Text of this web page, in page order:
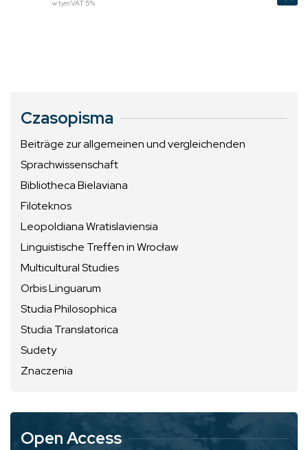
w tym VAT 5%
Czasopisma
Beiträge zur allgemeinen und vergleichenden
Sprachwissenschaft
Bibliotheca Bielaviana
Filoteknos
Leopoldiana Wratislaviensia
Linguistische Treffen in Wrocław
Multicultural Studies
Orbis Linguarum
Studia Philosophica
Studia Translatorica
Sudety
Znaczenia
Open Access